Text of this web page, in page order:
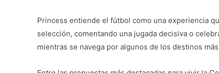
Princess entiende el fútbol como una experiencia
selección, comentando una jugada decisiva o
mientras se navega por algunos de los destinos